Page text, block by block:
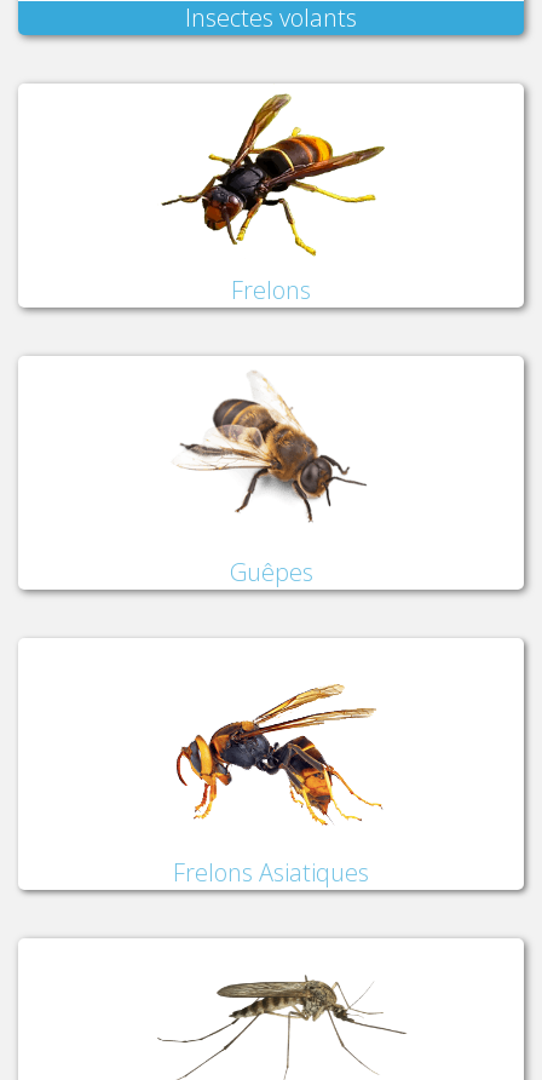
Insectes volants
Frelons
Guêpes
Frelons Asiatiques